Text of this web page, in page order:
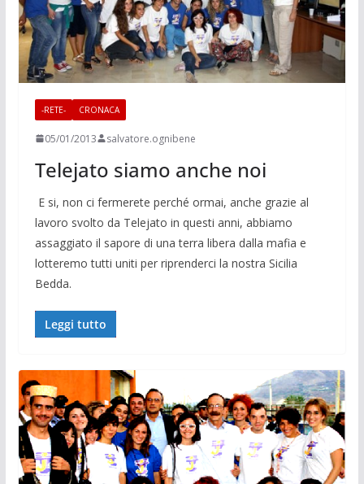
-RETE- CRONACA
05/01/2013 salvatore.ognibene
Telejato siamo anche noi
E si, non ci fermerete perché ormai, anche grazie al
lavoro svolto da Telejato in questi anni, abbiamo
assaggiato il sapore di una terra libera dalla mafia e
lotteremo tutti uniti per riprenderci la nostra Sicilia
Bedda.
Leggi tutto